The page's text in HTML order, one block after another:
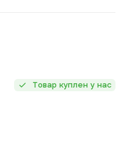
Товар куплен у нас